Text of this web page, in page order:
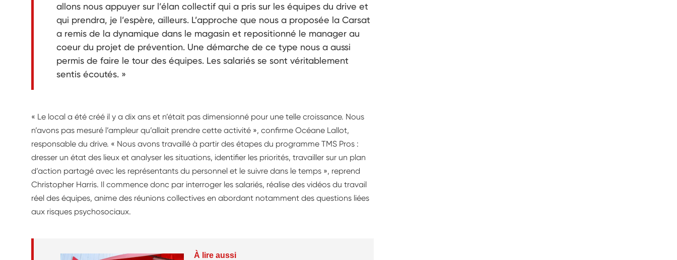
allons nous appuyer sur l’élan collectif qui a pris sur les équipes du drive et
qui prendra, je l’espère, ailleurs. L’approche que nous a proposée la Carsat
a remis de la dynamique dans le magasin et repositionné le manager au
coeur du projet de prévention. Une démarche de ce type nous a aussi
permis de faire le tour des équipes. Les salariés se sont véritablement
sentis écoutés. »
« Le local a été créé il y a dix ans et n’était pas dimensionné pour une telle croissance. Nous
n’avons pas mesuré l’ampleur qu’allait prendre cette activité », confirme Océane Lallot,
responsable du drive. « Nous avons travaillé à partir des étapes du programme TMS Pros :
dresser un état des lieux et analyser les situations, identifier les priorités, travailler sur un plan
d’action partagé avec les représentants du personnel et le suivre dans le temps », reprend
Christopher Harris. Il commence donc par interroger les salariés, réalise des vidéos du travail
réel des équipes, anime des réunions collectives en abordant notamment des questions liées
aux risques psychosociaux.
À lire aussi